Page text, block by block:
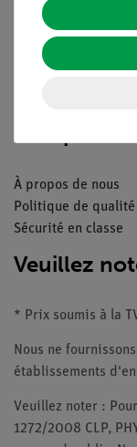
Aperçu du service
Téléchargements
Catalogue
À propos de nous
Politique de qualité
Sécurité en classe
Veuillez
* Prix soumis à la
Nous ne
établissements
Veuillez noter :
1272/2008 CLP,